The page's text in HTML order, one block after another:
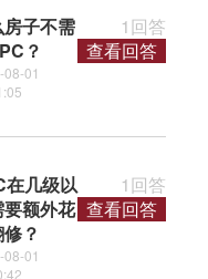
子不需
？
01
1回答
查看回答
在几级以
额外花
？
01
1回答
查看回答